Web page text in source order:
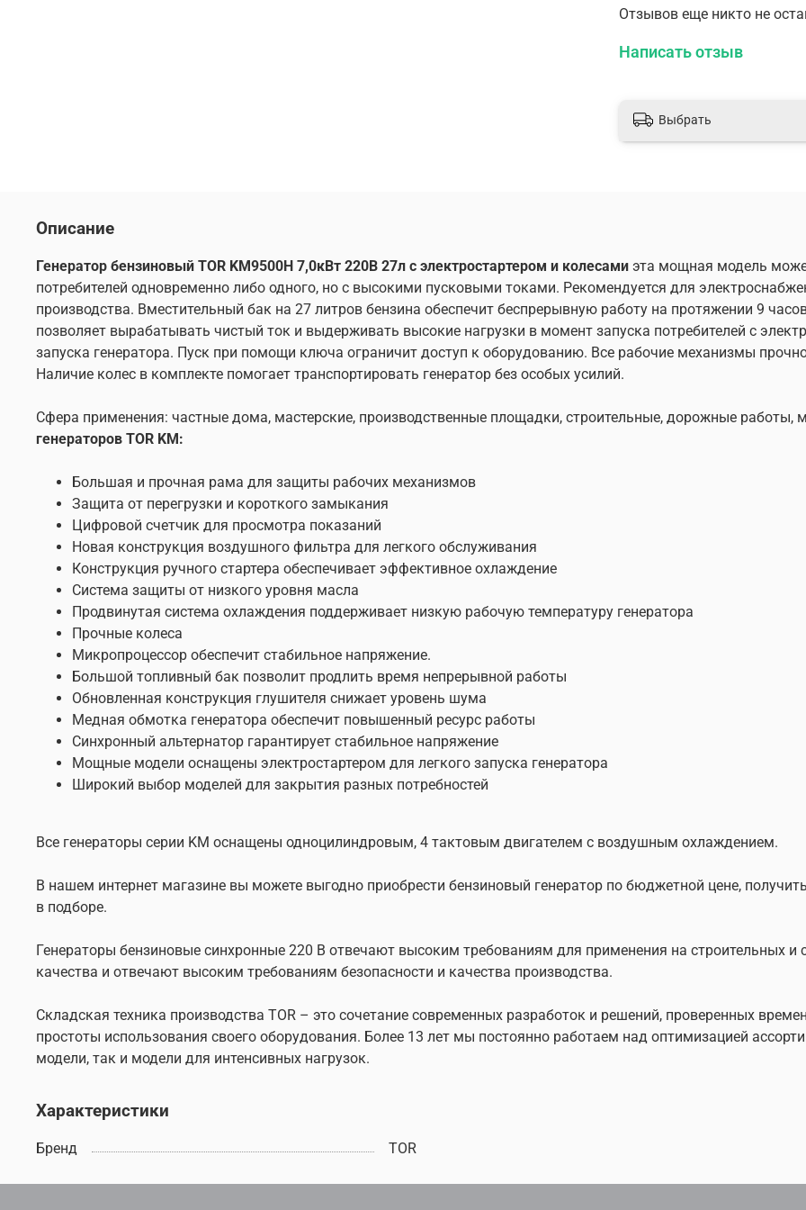
Сфера применения:
Большая и
Защита от
Система защиты
Продвинутая
температуру
Прочные колеса
Микропроцессор
Обновленная
двигателем с
Складская техника
добивается высокого
так и модели для
Отзывов еще никто не
Написать отзыв
Выбрать
Описание
Генератор бензиновый TOR KM9500H 7,0кВт 220В 27л с электростартером и колесами эта мощная модель
потребителей одновременно либо одного, но с высокими пусковыми токами. Рекомендуется для
производства. Вместительный бак на 27 литров бензина обеспечит беспрерывную работу на протяжении 9
позволяет вырабатывать чистый ток и выдерживать высокие нагрузки в момент запуска потребителей с
запуска генератора. Пуск при помощи ключа ограничит доступ к оборудованию. Все рабочие механизмы
Наличие колес в комплекте помогает транспортировать генератор без особых усилий.
Сфера применения: частные дома, мастерские, производственные площадки, строительные, дорожные работы,
генераторов TOR KM:
Большая и прочная рама для защиты рабочих механизмов
Защита от перегрузки и короткого замыкания
Цифровой счетчик для просмотра показаний
Новая конструкция воздушного фильтра для легкого обслуживания
Конструкция ручного стартера обеспечивает эффективное охлаждение
Система защиты от низкого уровня масла
Продвинутая система охлаждения поддерживает низкую рабочую температуру генератора
Прочные колеса
Микропроцессор обеспечит стабильное напряжение.
Большой топливный бак позволит продлить время непрерывной работы
Обновленная конструкция глушителя снижает уровень шума
Медная обмотка генератора обеспечит повышенный ресурс работы
Синхронный альтернатор гарантирует стабильное напряжение
Мощные модели оснащены электростартером для легкого запуска генератора
Широкий выбор моделей для закрытия разных потребностей
Все генераторы серии KM оснащены одноцилиндровым, 4 тактовым двигателем с воздушным охлаждением.
В нашем интернет магазине вы можете выгодно приобрести бензиновый генератор по бюджетной цене,
в подборе.
Генераторы бензиновые синхронные 220 В отвечают высоким требованиям для применения на строительных и
качества и отвечают высоким требованиям безопасности и качества производства.
Складская техника производства TOR – это сочетание современных разработок и решений, проверенных
простоты использования своего оборудования. Более 13 лет мы постоянно работаем над оптимизацией
модели, так и модели для интенсивных нагрузок.
Характеристики
Бренд TOR